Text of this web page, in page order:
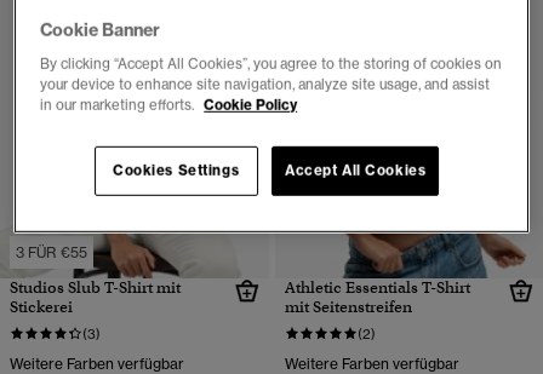
3 FÜR €55
Studios Slub T-Shirt mit
Stickerei
(3)
Weitere Farben verfügbar
Athletic Essentials T-Shirt
mit Seitenstreifen
(2)
Weitere Farben verfügbar
Cookie Banner
By clicking “Accept All Cookies”, you agree to the storing of cookies on
your device to enhance site navigation, analyze site usage, and assist
in our marketing efforts. Cookie Policy
Accept All Cookies
Cookies Settings